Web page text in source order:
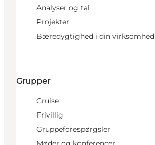
Analyser og tal
Projekter
Bæredygtighed i din virksomhed
Grupper
Cruise
Frivillig
Gruppeforespørgsler